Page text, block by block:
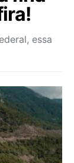
essa